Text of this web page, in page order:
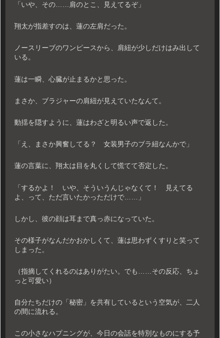
「いや、その……肩のとこ、見えてるぞ」
翔太が指差すのは、蓮の左肩だった。
ノースリーブのワンピースから、肩紐が少しだけはみ出して
いる。
蓮は一瞬、心臓が止まるかと思った。
まさか、ブラジャーの肩紐が見えていたなんて。
動揺を隠すように、蓮はわざと明るい声で返した。
「え、まさか興奮してる？ 女装男子のブラ紐なんかで」
蓮の言葉に、翔太は目を丸くして慌てて否定した。
「するかよ！ いや、そういうんじゃなくて！ 見えてる
よ、って、ただ言いたかっただけで……」
しかし、彼の顔は耳まで真っ赤になっていた。
その様子がなんだかおかしくて、蓮は思わずくすりと笑って
しまった。
（指摘してくれるのはありがたい。でも……その反応、ちょ
っと可愛い）
自分たちだけの「秘密」を共有しているという空気が、二人
の間に流れる。
この小さなハプニングが、今日の会話を特別なものにする予